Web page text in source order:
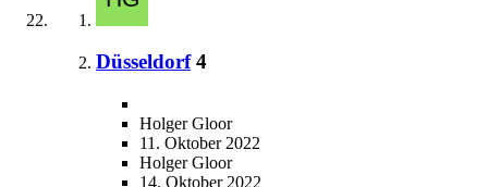
Düsseldorf 4
Holger Gloor
11. Oktober 2022
Holger Gloor
14. Oktober 2022